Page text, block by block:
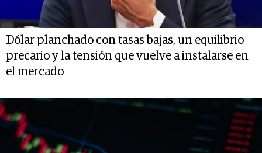
Dólar planchado con tasas bajas, un equilibrio
precario y la tensión que vuelve a instalarse en
el mercado